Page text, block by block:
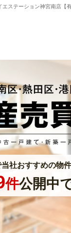
ステーション神宮南店【
社おすすめの物
件公開中